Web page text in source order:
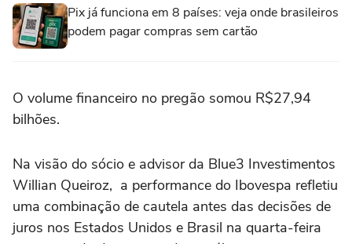
Pix já funciona em 8 países: veja onde brasileiros
podem pagar compras sem cartão
O volume financeiro no pregão somou R$27,94
bilhões.
Na visão do sócio e advisor da Blue3 Investimentos
Willian Queiroz, a performance do Ibovespa refletiu
uma combinação de cautela antes das decisões de
juros nos Estados Unidos e Brasil na quarta-feira